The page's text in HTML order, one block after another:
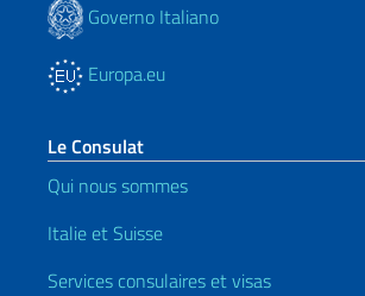
Governo Italiano
Europa.eu
Le Consulat
Qui nous sommes
Italie et Suisse
Services consulaires et visas